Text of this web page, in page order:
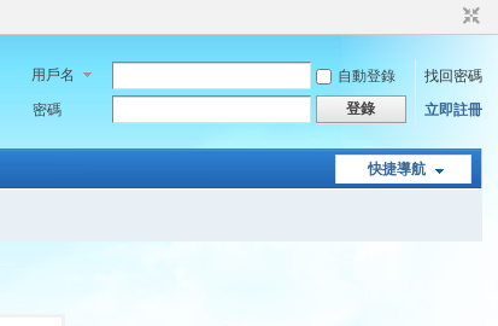
用戶名 自動登錄
找回密碼
密碼
登錄 立即註冊
快捷導航